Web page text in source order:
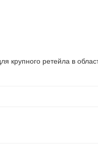
ретейла в